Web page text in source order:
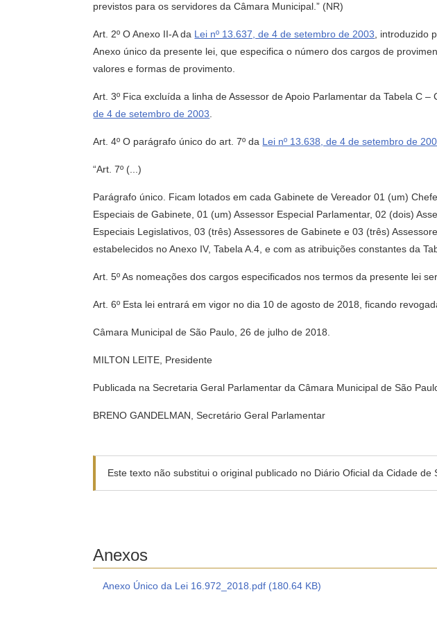
previstos para os servidores da Câmara Municipal.” (NR)
Art. 2º O Anexo II-A da Lei nº 13.637, de 4 de setembro de 2003 , introduzido
Anexo único da presente lei, que especifica o número dos cargos de
valores e formas de provimento.
Art. 3º Fica excluída a linha de Assessor de Apoio Parlamentar da Tabela C
de 4 de setembro de 2003
Art. 4º O parágrafo único do art. 7º da Lei nº 13.638, de 4 de setembro de
“Art. 7º (...)
Parágrafo único. Ficam lotados em cada Gabinete de Vereador 01 (um)
Especiais de Gabinete, 01 (um) Assessor Especial Parlamentar, 02 (dois)
Especiais Legislativos, 03 (três) Assessores de Gabinete e 03 (três)
estabelecidos no Anexo IV, Tabela A.4, e com as atribuições constantes da
Art. 5º As nomeações dos cargos especificados nos termos da presente lei
Art. 6º Esta lei entrará em vigor no dia 10 de agosto de 2018, ficando
Câmara Municipal de São Paulo, 26 de julho de 2018.
MILTON LEITE, Presidente
Publicada na Secretaria Geral Parlamentar da Câmara Municipal de São
BRENO GANDELMAN, Secretário Geral Parlamentar
Este texto não substitui o original publicado no Diário Oficial da Cidade de
Anexos
Anexo Único da Lei 16.972_2018.pdf (180.64 KB)